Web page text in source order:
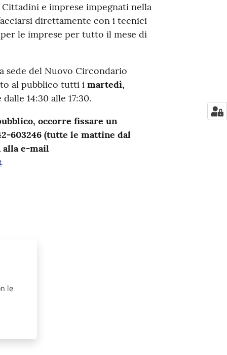
Cittadini e imprese impegnati nella
direttamente con i tecnici
le imprese per tutto il mese di
sede del Nuovo Circondario
al pubblico tutti i martedì,
14:30 alle 17:30.
occorre fissare un
603246 (tutte le mattine dal
alla e-mail
le